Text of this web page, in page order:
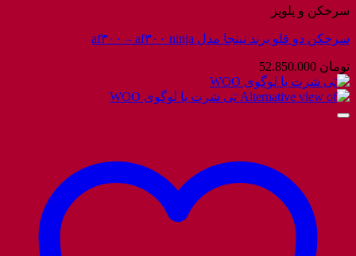
سرخکن و پلوپز
سرخکن دو قلو برند نینجا مدل af۳۰۰ – af۳۰۰ ninja
تومان